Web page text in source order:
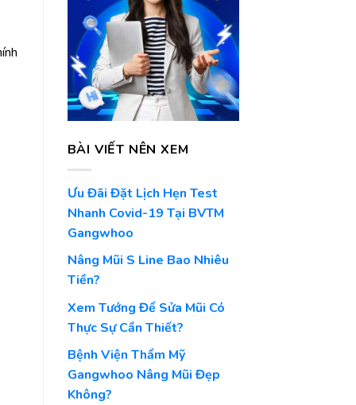
BÀI VIẾT NÊN XEM
Ưu Đãi Đặt Lịch Hẹn Test
Nhanh Covid-19 Tại BVTM
Gangwhoo
Nâng Mũi S Line Bao Nhiêu
Tiền?
Xem Tướng Để Sửa Mũi Có
Thực Sự Cần Thiết?
Bệnh Viện Thẩm Mỹ
Gangwhoo Nâng Mũi Đẹp
Không?